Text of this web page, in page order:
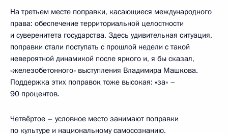
На третьем месте поправки, касающиеся международного
права: обеспечение территориальной целостности
и суверенитета государства. Здесь удивительная ситуация,
поправки стали поступать с прошлой недели с такой
невероятной динамикой после яркого и, я бы сказал,
«железобетонного» выступления Владимира Машкова.
Поддержка этих поправок тоже высокая: «за» –
90 процентов.
Четвёртое – условное место занимают поправки
по культуре и национальному самосознанию.